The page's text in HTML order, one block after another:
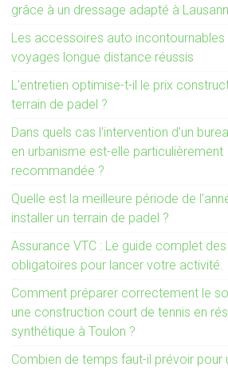
grâce à un dressage adapté à
Les accessoires auto incontournables
voyages longue distance réussis
L’entretien optimise-t-il le prix
terrain de padel ?
Dans quels cas l’intervention d’un
en urbanisme est-elle particulièrement
recommandée ?
Quelle est la meilleure période de
installer un terrain de padel ?
Assurance VTC : Le guide complet
obligatoires pour lancer votre activité.
Comment préparer correctement le
une construction court de tennis en
synthétique à Toulon ?
Combien de temps faut-il prévoir pour